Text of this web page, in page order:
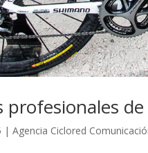
profesionales
|Agencia Ciclored